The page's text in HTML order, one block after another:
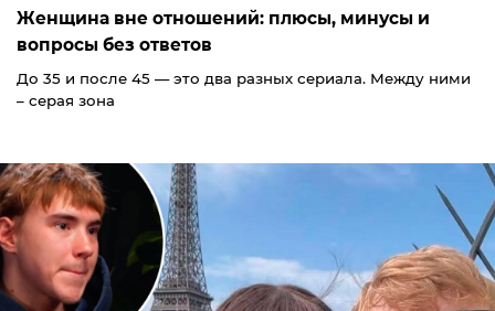
Женщина вне отношений: плюсы, минусы и
вопросы без ответов
До 35 и после 45 — это два разных сериала. Между ними
– серая зона